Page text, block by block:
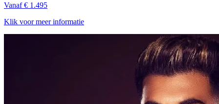
Vanaf € 1.495
Klik voor meer informatie